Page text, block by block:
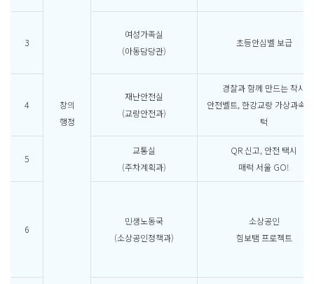
창의
행정
3
여성가족실
(아동담당관)
초등안심벨 보급
4
재난안전실
(교량안전과)
경찰과 함께 만드는 착시
안전벨트, 한강교량 가상과속
턱
5
교통실
(주차계획과)
QR 신고, 안전 택시
매력 서울 GO!
6
민생노동국
(소상공인정책과)
소상공인
힘보탬 프로젝트